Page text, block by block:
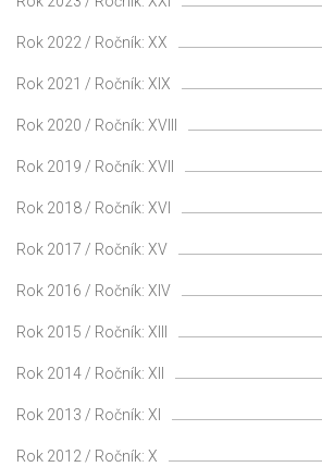
Rok 2022 / Ročník: XX
Rok 2021 / Ročník: XIX
Rok 2020 / Ročník: XVIII
Rok 2019 / Ročník: XVII
Rok 2018 / Ročník: XVI
Rok 2017 / Ročník: XV
Rok 2016 / Ročník: XIV
Rok 2015 / Ročník: XIII
Rok 2014 / Ročník: XII
Rok 2013 / Ročník: XI
Rok 2012 / Ročník: X